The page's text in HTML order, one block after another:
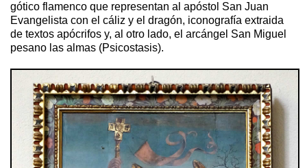
gótico flamenco que representan al apóstol San Juan
Evangelista con el cáliz y el dragón, iconografía extraida
de textos apócrifos y, al otro lado, el arcángel San Miguel
pesano las almas (Psicostasis).